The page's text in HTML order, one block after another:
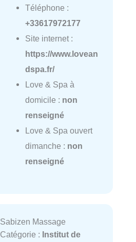
Téléphone :
+33617972177
Site internet :
https://www.lovean
dspa.fr/
Love & Spa à
domicile : non
renseigné
Love & Spa ouvert
dimanche : non
renseigné
Sabizen Massage
Catégorie : Institut de